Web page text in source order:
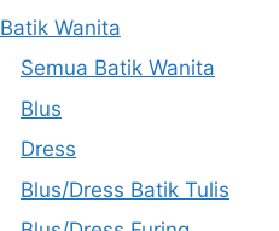
Batik Wanita
Semua Batik Wanita
Blus
Dress
Blus/Dress Batik Tulis